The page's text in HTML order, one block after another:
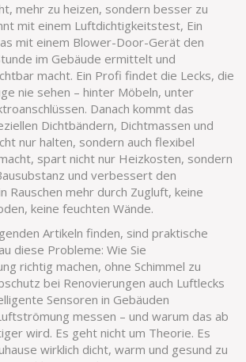
mehr zu heizen, sondern besser zu
mit einem Luftdichtigkeitstest, Ein
mit einem Blower-Door-Gerät den
im Gebäude ermittelt und
macht. Ein Profi findet die Lecks, die
nie sehen – hinter Möbeln, unter
Danach kommt das
Dichtbändern, Dichtmassen und
nur halten, sondern auch flexibel
spart nicht nur Heizkosten, sondern
und verbessert den
Rauschen mehr durch Zugluft, keine
keine feuchten Wände.
Artikeln finden, sind praktische
diese Probleme: Wie Sie
richtig machen, ohne Schimmel zu
bei Renovierungen auch Luftlecks
Sensoren in Gebäuden
messen – und warum das ab
wird. Es geht nicht um Theorie. Es
wirklich dicht, warm und gesund zu